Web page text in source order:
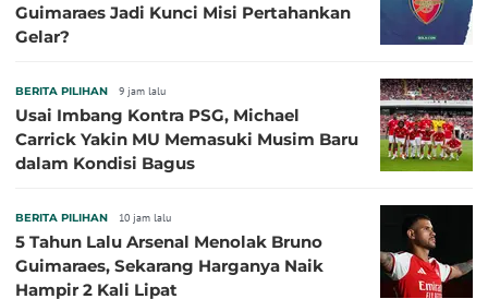
Guimaraes Jadi Kunci Misi Pertahankan
Gelar?
BERITA PILIHAN 9 jam lalu
Usai Imbang Kontra PSG, Michael
Carrick Yakin MU Memasuki Musim Baru
dalam Kondisi Bagus
BERITA PILIHAN 10 jam lalu
5 Tahun Lalu Arsenal Menolak Bruno
Guimaraes, Sekarang Harganya Naik
Hampir 2 Kali Lipat